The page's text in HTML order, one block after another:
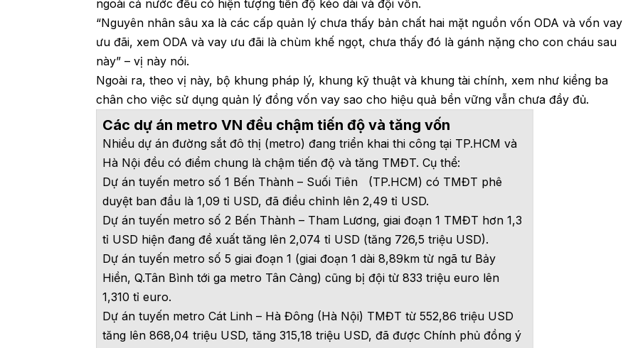
ngoài cả nước đều có hiện tượng tiến độ kéo dài và đội vốn.
“Nguyên nhân sâu xa là các cấp quản lý chưa thấy bản chất hai mặt nguồn vốn ODA và vốn vay
ưu đãi, xem ODA và vay ưu đãi là chùm khế ngọt, chưa thấy đó là gánh nặng cho con cháu sau
này” – vị này nói.
Ngoài ra, theo vị này, bộ khung pháp lý, khung kỹ thuật và khung tài chính, xem như kiềng ba
chân cho việc sử dụng quản lý đồng vốn vay sao cho hiệu quả bền vững vẫn chưa đầy đủ.
Các dự án metro VN đều chậm tiến độ và tăng vốn
Nhiều dự án đường sắt đô thị (metro) đang triển khai thi công tại TP.HCM và
Hà Nội đều có điểm chung là chậm tiến độ và tăng TMĐT. Cụ thể:
Dự án tuyến metro số 1 Bến Thành – Suối Tiên (TP.HCM) có TMĐT phê
duyệt ban đầu là 1,09 tỉ USD, đã điều chỉnh lên 2,49 tỉ USD.
Dự án tuyến metro số 2 Bến Thành – Tham Lương, giai đoạn 1 TMĐT hơn 1,3
tỉ USD hiện đang đề xuất tăng lên 2,074 tỉ USD (tăng 726,5 triệu USD).
Dự án tuyến metro số 5 giai đoạn 1 (giai đoạn 1 dài 8,89km từ ngã tư Bảy
Hiền, Q.Tân Bình tới ga metro Tân Cảng) cũng bị đội từ 833 triệu euro lên
1,310 tỉ euro.
Dự án tuyến metro Cát Linh – Hà Đông (Hà Nội) TMĐT từ 552,86 triệu USD
tăng lên 868,04 triệu USD, tăng 315,18 triệu USD, đã được Chính phủ đồng ý